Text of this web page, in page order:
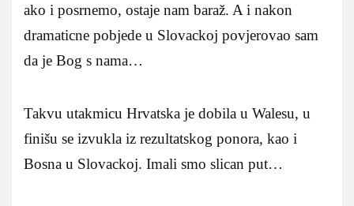
ako i posrnemo, ostaje nam baraž. A i nakon
dramaticne pobjede u Slovackoj povjerovao sam
da je Bog s nama…
Takvu utakmicu Hrvatska je dobila u Walesu, u
finišu se izvukla iz rezultatskog ponora, kao i
Bosna u Slovackoj. Imali smo slican put…